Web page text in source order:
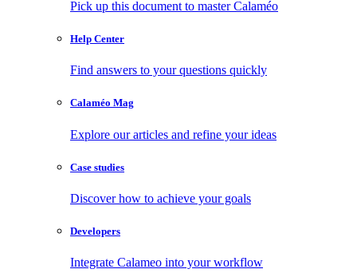
Pick up this document to master Calaméo
Help Center
Find answers to your questions quickly
Calaméo Mag
Explore our articles and refine your ideas
Case studies
Discover how to achieve your goals
Developers
Integrate Calameo into your workflow